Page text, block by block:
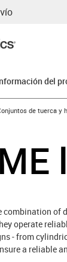
del
righticon-arrow-right
de tuerca y
combination of
operate
- from
a reliable